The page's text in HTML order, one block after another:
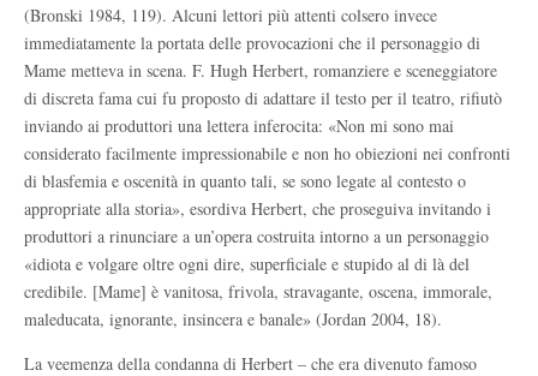
(Bronski 1984, 119). Alcuni lettori più attenti colsero invece
immediatamente la portata delle provocazioni che il personaggio di
Mame metteva in scena. F. Hugh Herbert, romanziere e sceneggiatore
di discreta fama cui fu proposto di adattare il testo per il teatro, rifiutò
inviando ai produttori una lettera inferocita: «Non mi sono mai
considerato facilmente impressionabile e non ho obiezioni nei confronti
di blasfemia e oscenità in quanto tali, se sono legate al contesto o
appropriate alla storia», esordiva Herbert, che proseguiva invitando i
produttori a rinunciare a un’opera costruita intorno a un personaggio
«idiota e volgare oltre ogni dire, superficiale e stupido al di là del
credibile. [Mame] è vanitosa, frivola, stravagante, oscena, immorale,
maleducata, ignorante, insincera e banale» (Jordan 2004, 18).
La veemenza della condanna di Herbert – che era divenuto famoso